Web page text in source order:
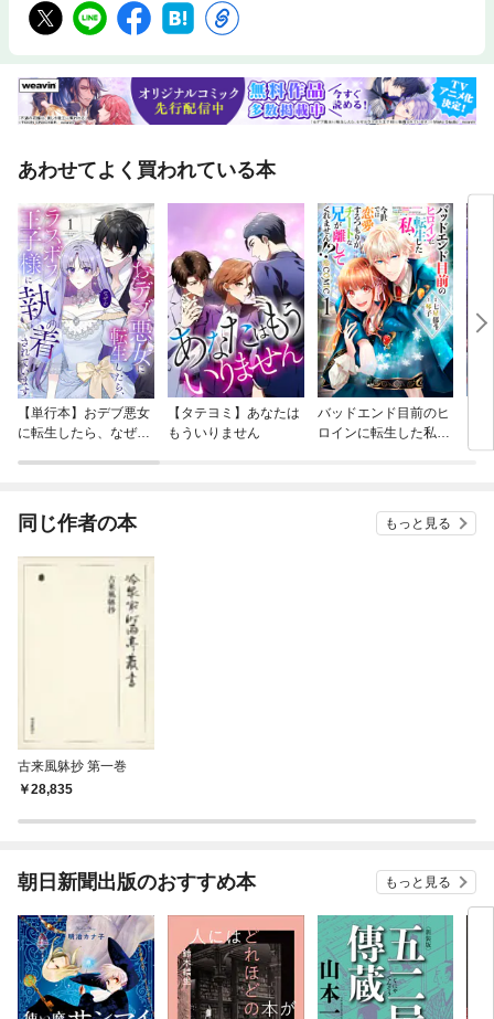
あわせてよく買われている本
【単行本】おデブ悪女
に転生したら、なぜか
【タテヨミ】あなたは
もういりません
バッドエンド目前のヒ
ロインに転生した私、
同じ作者の本 もっと見る
古来風躰抄 第一巻
28,835
朝日新聞出版のおすすめ本 もっと見る